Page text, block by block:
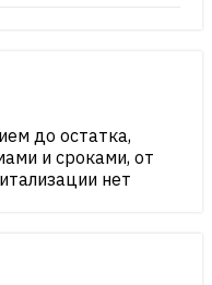
до остатка,
и сроками, от
нет